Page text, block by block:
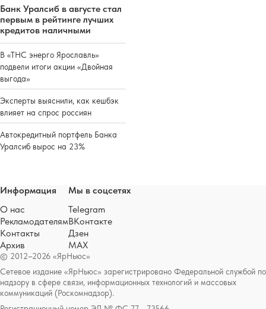
Банк Уралсиб в августе стал
первым в рейтинге лучших
кредитов наличными
В «ТНС энерго Ярославль»
подвели итоги акции «Двойная
выгода»
Эксперты выяснили, как кешбэк
влияет на спрос россиян
Автокредитный портфель Банка
Уралсиб вырос на 23%
© 2012–2026 «ЯрНьюс»
Сетевое издание «ЯрНьюс» зарегистрировано Федеральной службой по
надзору в сфере связи, информационных технологий и массовых
коммуникаций (Роскомнадзор).
Информация
О нас
Рекламодателям
Контакты
Архив
Мы в соцсетях
Telegram
ВКонтакте
Дзен
MAX